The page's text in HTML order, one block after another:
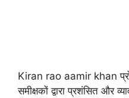
Kiran rao aamir khan
समीक्षकों द्वारा प्रशंसित और